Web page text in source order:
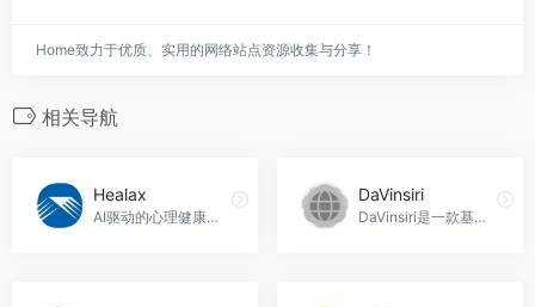
Home致力于优质、实用的网络站点资源收集与分享！
相关导航
Healax
AI驱动的心理健康解决方案，Healax官网入口网址
DaVinsiri
DaVinsiri是一款基于GPT-3.5 Turbo模型的Siri快捷方式，通过强大的人工智能技术，帮助您快速获取答案、生成内容，提高工作效率，DaVinsiri官网入口网址